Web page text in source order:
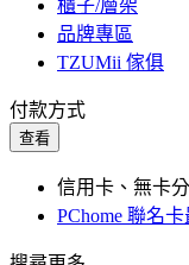
櫃子/層架
品牌專區
TZUMii 傢俱
付款方式
查看
信用卡、無卡
PChome 聯名